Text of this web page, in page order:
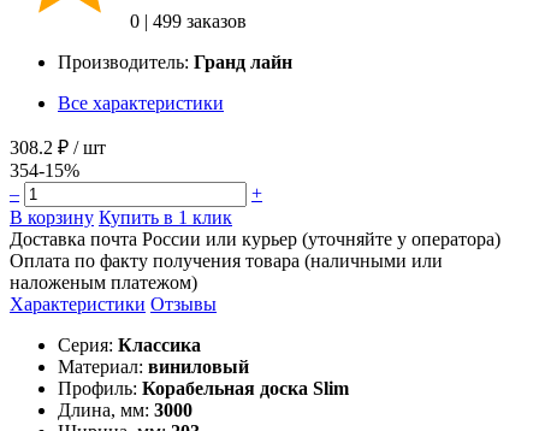
0 | 499 заказов
Производитель: Гранд лайн
Все характеристики
308.2 ₽ / шт
354-15%
–
+
В корзину Купить в 1 клик
Доставка почта России или курьер (уточняйте у оператора)
Оплата по факту получения товара (наличными или
наложеным платежом)
Характеристики Отзывы
Серия: Классика
Материал: виниловый
Профиль: Корабельная доска Slim
Длина, мм: 3000